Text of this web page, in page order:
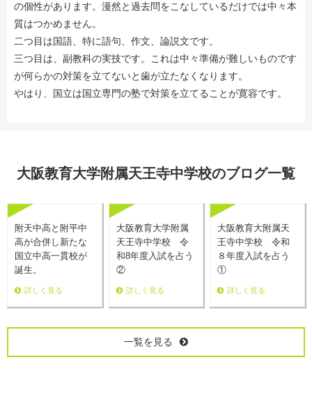
の個性があります。漫然と過去問をこなしているだけでは中々本
質はつかめません。
二つ目は国語、特に語句、作文、論説文です。
三つ目は、副教科の実技です。これは中々準備が難しいものです
が何らかの対策を立てないと歯が立たなくなります。
やはり、国立は国立専門の塾で対策を立てることが寛容です。
大阪教育大学附属天王寺中学校のブログ一覧
附天中高と附平中
高が合併し新たな
国立中高一貫校が
誕生。
詳しく見る
大阪教育大学附属
天王寺中学校 令
和8年度入試を占う
②
詳しく見る
大阪教育大附属天
王寺中学校 令和
８年度入試を占う
①
詳しく見る
一覧を見る